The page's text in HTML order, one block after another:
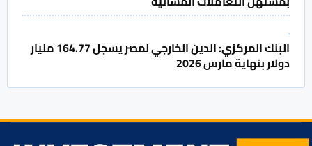
البنك المركزي: الدين الخارجي لمصر يسجل 164.77 مليار
دولار بنهاية مارس 2026